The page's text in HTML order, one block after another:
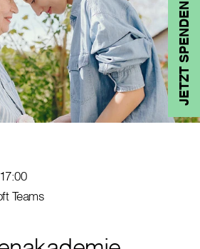
JETZT SPENDEN
Teams